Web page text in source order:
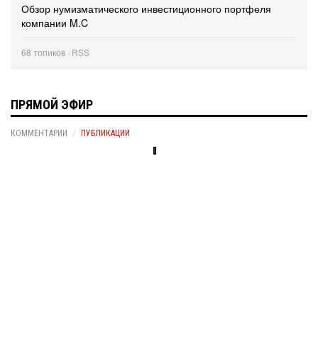
Обзор нумизматического инвестиционного портфеля
компании M.C
68 топиков · RSS
ПРЯМОЙ ЭФИР
КОММЕНТАРИИ ПУБЛИКАЦИИ